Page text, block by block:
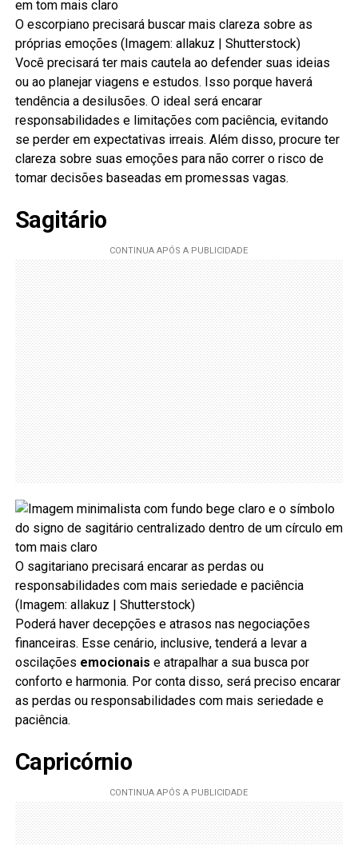
O escorpiano precisará buscar mais clareza sobre as
próprias emoções (Imagem: allakuz | Shutterstock)
Você precisará ter mais cautela ao defender suas ideias
ou ao planejar viagens e estudos. Isso porque haverá
tendência a desilusões. O ideal será encarar
responsabilidades e limitações com paciência, evitando
se perder em expectativas irreais. Além disso, procure ter
clareza sobre suas emoções para não correr o risco de
tomar decisões baseadas em promessas vagas.
Sagitário
O sagitariano precisará encarar as perdas ou
responsabilidades com mais seriedade e paciência
(Imagem: allakuz | Shutterstock)
Poderá haver decepções e atrasos nas negociações
financeiras. Esse cenário, inclusive, tenderá a levar a
oscilações emocionais e atrapalhar a sua busca por
conforto e harmonia. Por conta disso, será preciso encarar
as perdas ou responsabilidades com mais seriedade e
paciência.
Capricórnio